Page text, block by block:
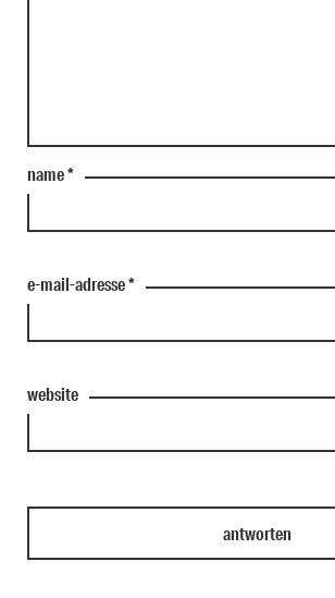
name*
e-mail-adresse*
website